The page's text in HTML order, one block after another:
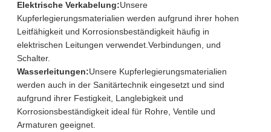
Elektrische Verkabelung:Unsere
Kupferlegierungsmaterialien werden aufgrund ihrer hohen
Leitfähigkeit und Korrosionsbeständigkeit häufig in
elektrischen Leitungen verwendet.Verbindungen, und
Schalter.
Wasserleitungen:Unsere Kupferlegierungsmaterialien
werden auch in der Sanitärtechnik eingesetzt und sind
aufgrund ihrer Festigkeit, Langlebigkeit und
Korrosionsbeständigkeit ideal für Rohre, Ventile und
Armaturen geeignet.